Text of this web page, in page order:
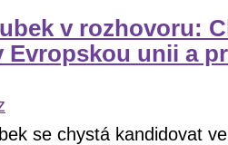
v rozhovoru:
Evropskou unii a
se chystá kandidovat